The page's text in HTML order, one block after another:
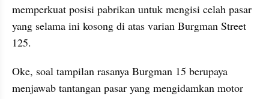
memperkuat posisi pabrikan untuk mengisi celah pasar
yang selama ini kosong di atas varian Burgman Street
125.
Oke, soal tampilan rasanya Burgman 15 berupaya
menjawab tantangan pasar yang mengidamkan motor